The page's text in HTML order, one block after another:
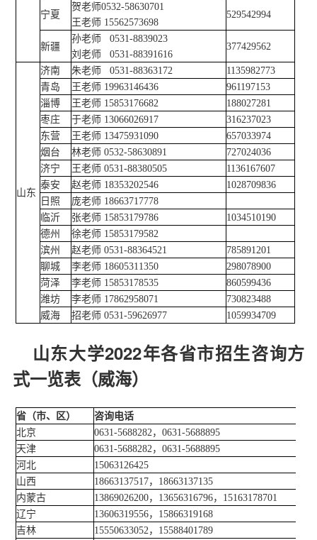
宁夏
贺老师0532-58630701
王老师 15562573698
529542994
新疆
孙老师 0531-8839023
刘老师 0531-88391616
377429562
山东
济南 朱老师 0531-88363172
1135982773
青岛
王老师 19963146436
961197153
淄博
王老师 15853176682
188027281
枣庄
于老师 13066026917
316237023
东营
王老师 13475931090
657033974
烟台
林老师 0532-58630891
727024036
济宁
王老师 0531-88380505
1136167607
泰安
赵老师 18353202546
1028709836
日照
庞老师 18663717778
临沂
张老师 15853179786
1034510190
德州
徐老师 15853179582
滨州
赵老师 0531-88364521
785891201
聊城
李老师 18605311350
298078900
菏泽
李老师 15853178535
860599436
潍坊
李老师 17862958071
730823488
威海
招老师 0531-59626977 1059934709
山东大学2022年各省市招生咨询方
式一览表（威海）
省（市、区）
咨询电话
北京
0631-5688282，0631-5688895
天津
0631-5688282，0631-5688895
河北
15063126425
山西
18663137517，18663137135
内蒙古
13869026200，13656316796，15163178701
辽宁
13606319556，15866319168
吉林
15550633052，15588401789